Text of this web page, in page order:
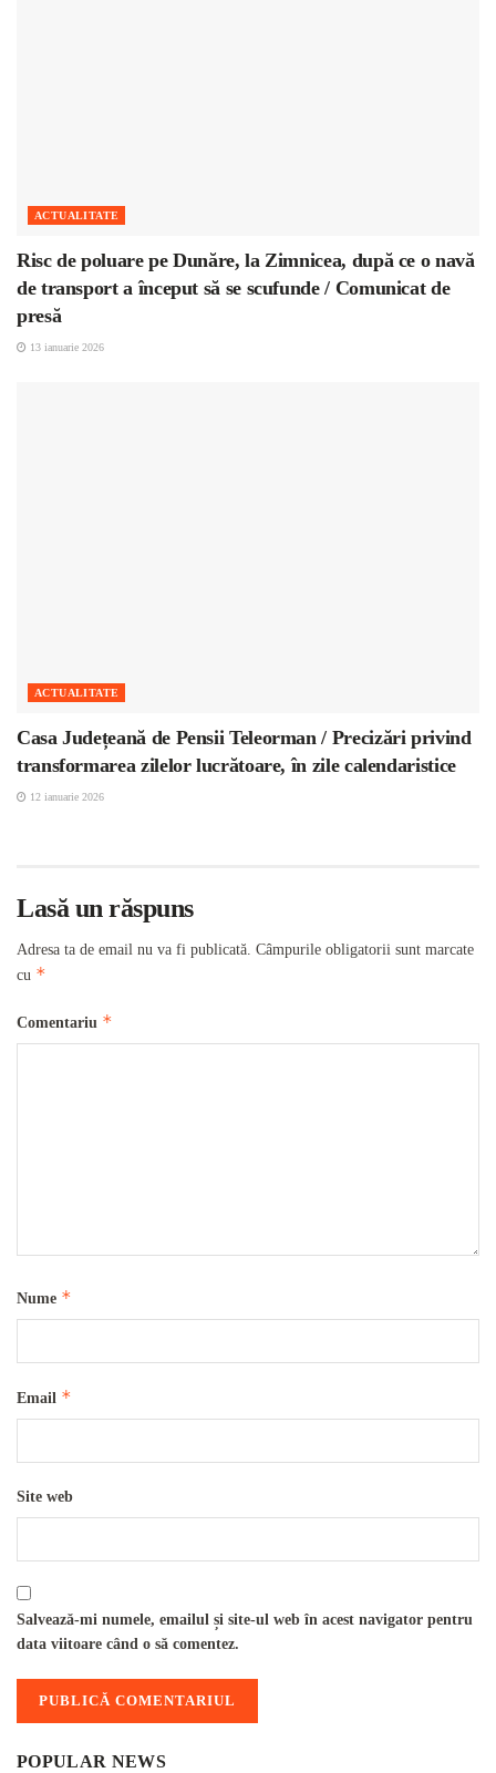
ACTUALITATE
Risc de poluare pe Dunăre, la Zimnicea, după ce o navă
de transport a început să se scufunde / Comunicat de
presă
13 ianuarie 2026
ACTUALITATE
Casa Județeană de Pensii Teleorman / Precizări privind
transformarea zilelor lucrătoare, în zile calendaristice
12 ianuarie 2026
Lasă un răspuns
Adresa ta de email nu va fi publicată. Câmpurile obligatorii sunt marcate
cu *
Comentariu *
Nume *
Email *
Site web
Salvează-mi numele, emailul și site-ul web în acest navigator pentru
data viitoare când o să comentez.
POPULAR NEWS